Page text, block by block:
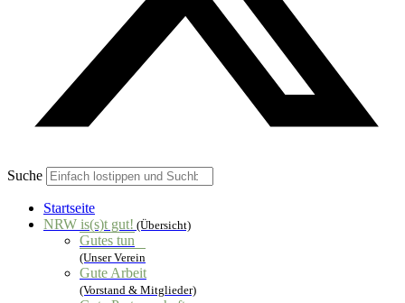
Suche
Startseite
NRW is(s)t gut! (Übersicht)
Gutes tun
(Unser Verein
Gute Arbeit
(Vorstand & Mitglieder)